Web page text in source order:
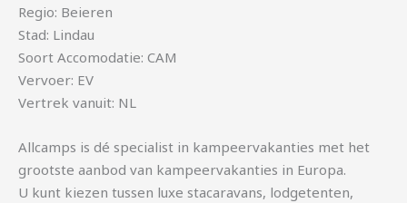
Regio: Beieren
Stad: Lindau
Soort Accomodatie: CAM
Vervoer: EV
Vertrek vanuit: NL
Allcamps is dé specialist in kampeervakanties met het
grootste aanbod van kampeervakanties in Europa.
U kunt kiezen tussen luxe stacaravans, lodgetenten,